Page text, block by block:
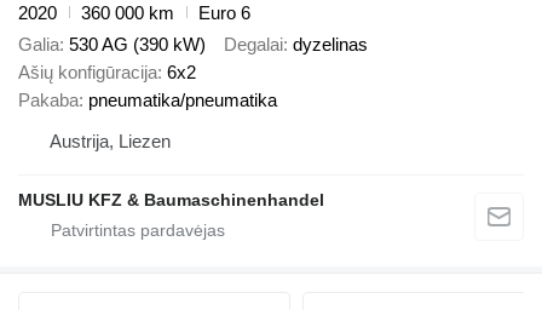
2020
360 000 km
Euro 6
Galia 530 AG (390 kW) Degalai dyzelinas
Ašių konfigūracija 6x2
Pakaba pneumatika/pneumatika
Austrija, Liezen
MUSLIU KFZ & Baumaschinenhandel